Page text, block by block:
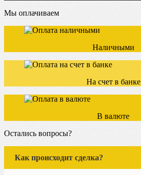
Мы оплачиваем
Наличными
На счет в банке
В валюте
Остались вопросы?
Как происходит сделка?